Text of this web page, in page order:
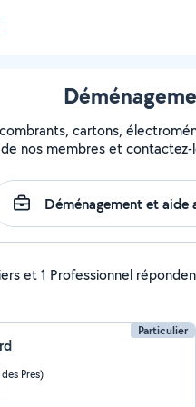
cartons,
nos membres et contactez-
et 1 Professionnel
Particulier
Pres)